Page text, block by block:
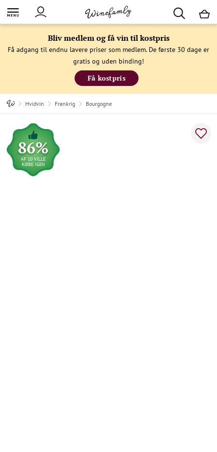
Bliv medlem og få vin til kostpris
Få adgang til endnu lavere priser som medlem. De første 30 dage er
gratis og uden binding!
Få kostpris
Hvidvin Frankrig Bourgogne
86%
AF 10 VILLE
KØBE IGEN